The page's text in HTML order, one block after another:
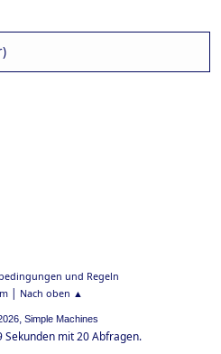
und Regeln
| Nach oben ▲
, Simple Machines
Sekunden mit 20 Abfragen.